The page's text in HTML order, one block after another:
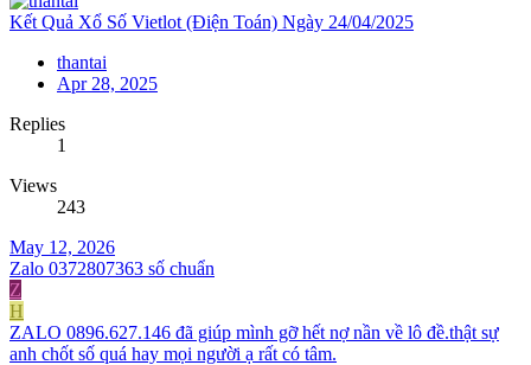
Kết Quả Xổ Số Vietlot (Điện Toán) Ngày 24/04/2025
thantai
Apr 28, 2025
Replies
1
Views
243
May 12, 2026
Zalo 0372807363 số chuẩn
Z
H
ZALO 0896.627.146 đã giúp mình gỡ hết nợ nần về lô đề.thật sự
anh chốt số quá hay mọi người ạ rất có tâm.